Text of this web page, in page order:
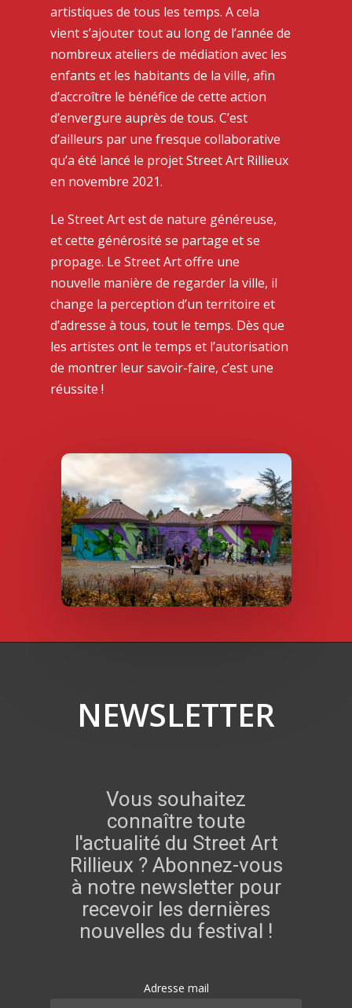
artistiques de tous les temps. A cela
vient s’ajouter tout au long de l’année de
nombreux ateliers de médiation avec les
enfants et les habitants de la ville, afin
d’accroître le bénéfice de cette action
d’envergure auprès de tous. C’est
d’ailleurs par une fresque collaborative
qu’a été lancé le projet Street Art Rillieux
en novembre 2021.
Le Street Art est de nature généreuse,
et cette générosité se partage et se
propage. Le Street Art offre une
nouvelle manière de regarder la ville, il
change la perception d’un territoire et
d’adresse à tous, tout le temps. Dès que
les artistes ont le temps et l’autorisation
de montrer leur savoir-faire, c’est une
réussite !
NEWSLETTER
Vous souhaitez
connaître toute
l'actualité du Street Art
Rillieux ? Abonnez-vous
à notre newsletter pour
recevoir les dernières
nouvelles du festival !
Adresse mail